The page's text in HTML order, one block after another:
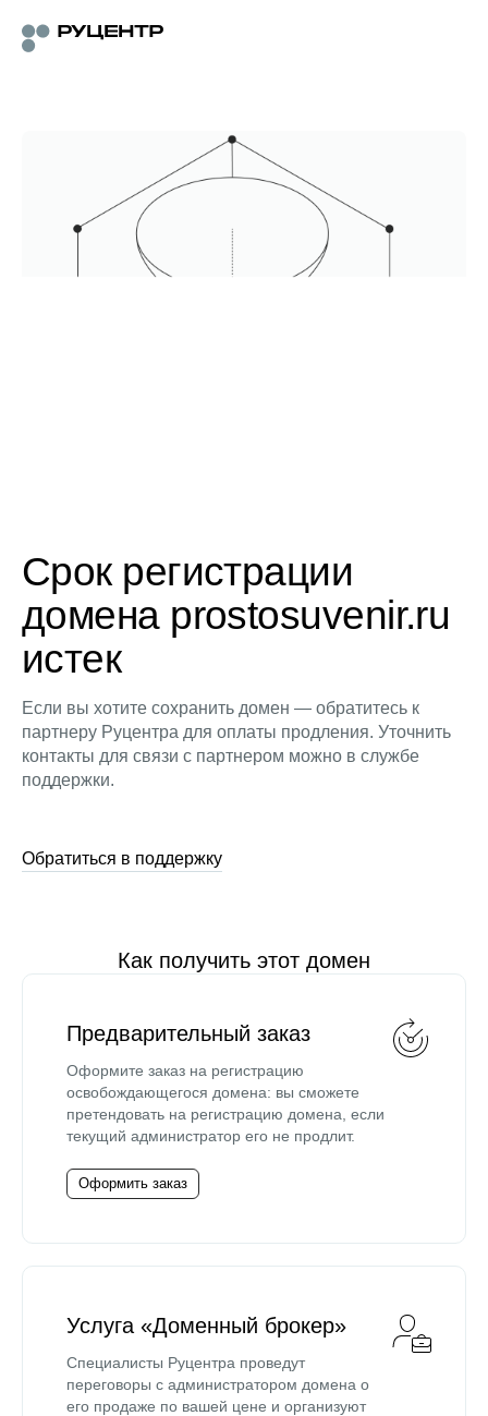
Срок регистрации
домена prostosuvenir.ru
истек
Если вы хотите сохранить домен — обратитесь к
партнеру Руцентра для оплаты продления. Уточнить
контакты для связи с партнером можно в службе
поддержки.
Обратиться в поддержку
Как получить этот домен
Предварительный заказ
Оформите заказ на регистрацию
освобождающегося домена: вы сможете
претендовать на регистрацию домена, если
текущий администратор его не продлит.
Оформить заказ
Услуга «Доменный брокер»
Специалисты Руцентра проведут
переговоры с администратором домена о
его продаже по вашей цене и организуют